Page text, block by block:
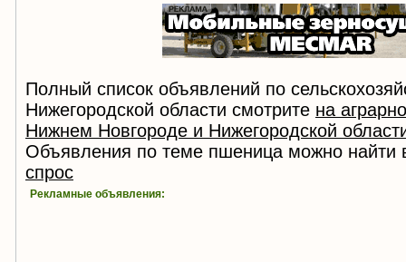
Полный список объявлений по
Нижегородской области смотрите на
Нижнем Новгороде и Нижегородской
Объявления по теме пшеница можно найти
спрос
Рекламные объявления: